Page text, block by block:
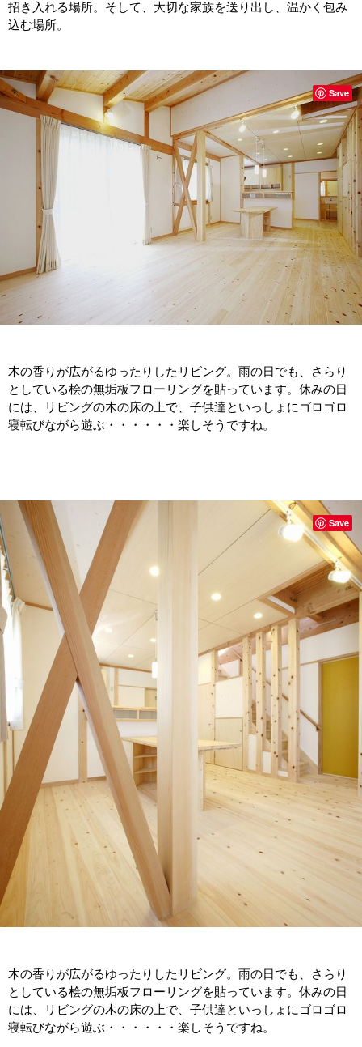
招き入れる場所。そして、大切な家族を送り出し、温かく包み
込む場所。
木の香りが広がるゆったりしたリビング。雨の日でも、さらり
としている桧の無垢板フローリングを貼っています。休みの日
には、リビングの木の床の上で、子供達といっしょにゴロゴロ
寝転びながら遊ぶ・・・・・・楽しそうですね。
Save
木の香りが広がるゆったりしたリビング。雨の日でも、さらり
としている桧の無垢板フローリングを貼っています。休みの日
には、リビングの木の床の上で、子供達といっしょにゴロゴロ
寝転びながら遊ぶ・・・・・・楽しそうですね。
Save